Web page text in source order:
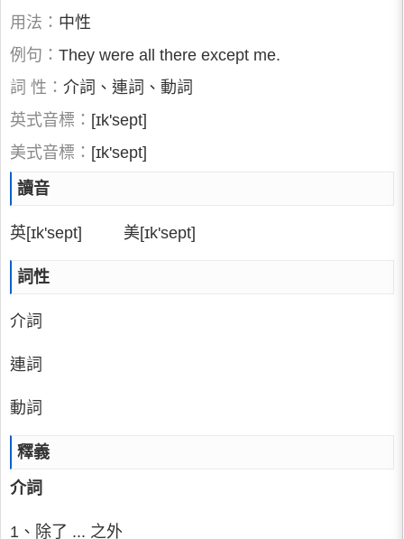
用法： 中性
例句： They were all there except me.
詞 性： 介詞、連詞、動詞
英式音標： [ɪk'sept]
美式音標： [ɪk'sept]
讀音
英[ɪk'sept] 美[ɪk'sept]
詞性
介詞
連詞
動詞
釋義
介詞
1、除了 ... 之外